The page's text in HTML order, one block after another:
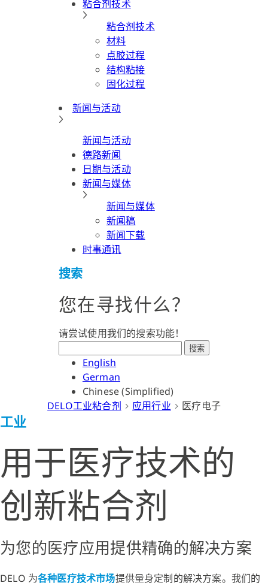
粘合剂技术
粘合剂技术
材料
点胶过程
结构粘接
固化过程
新闻与活动
新闻与活动
德路新闻
日期与活动
新闻与媒体
新闻与媒体
新闻稿
新闻下载
时事通讯
搜索
您在寻找什么？
请尝试使用我们的搜索功能！
搜索
English
German
Chinese (Simplified)
DELO工业粘合剂
应用行业 医疗电子
工业
用于医疗技术的
创新粘合剂
为您的医疗应用提供精确的解决方案
DELO 为各种医疗技术市场提供量身定制的解决方案。我们的